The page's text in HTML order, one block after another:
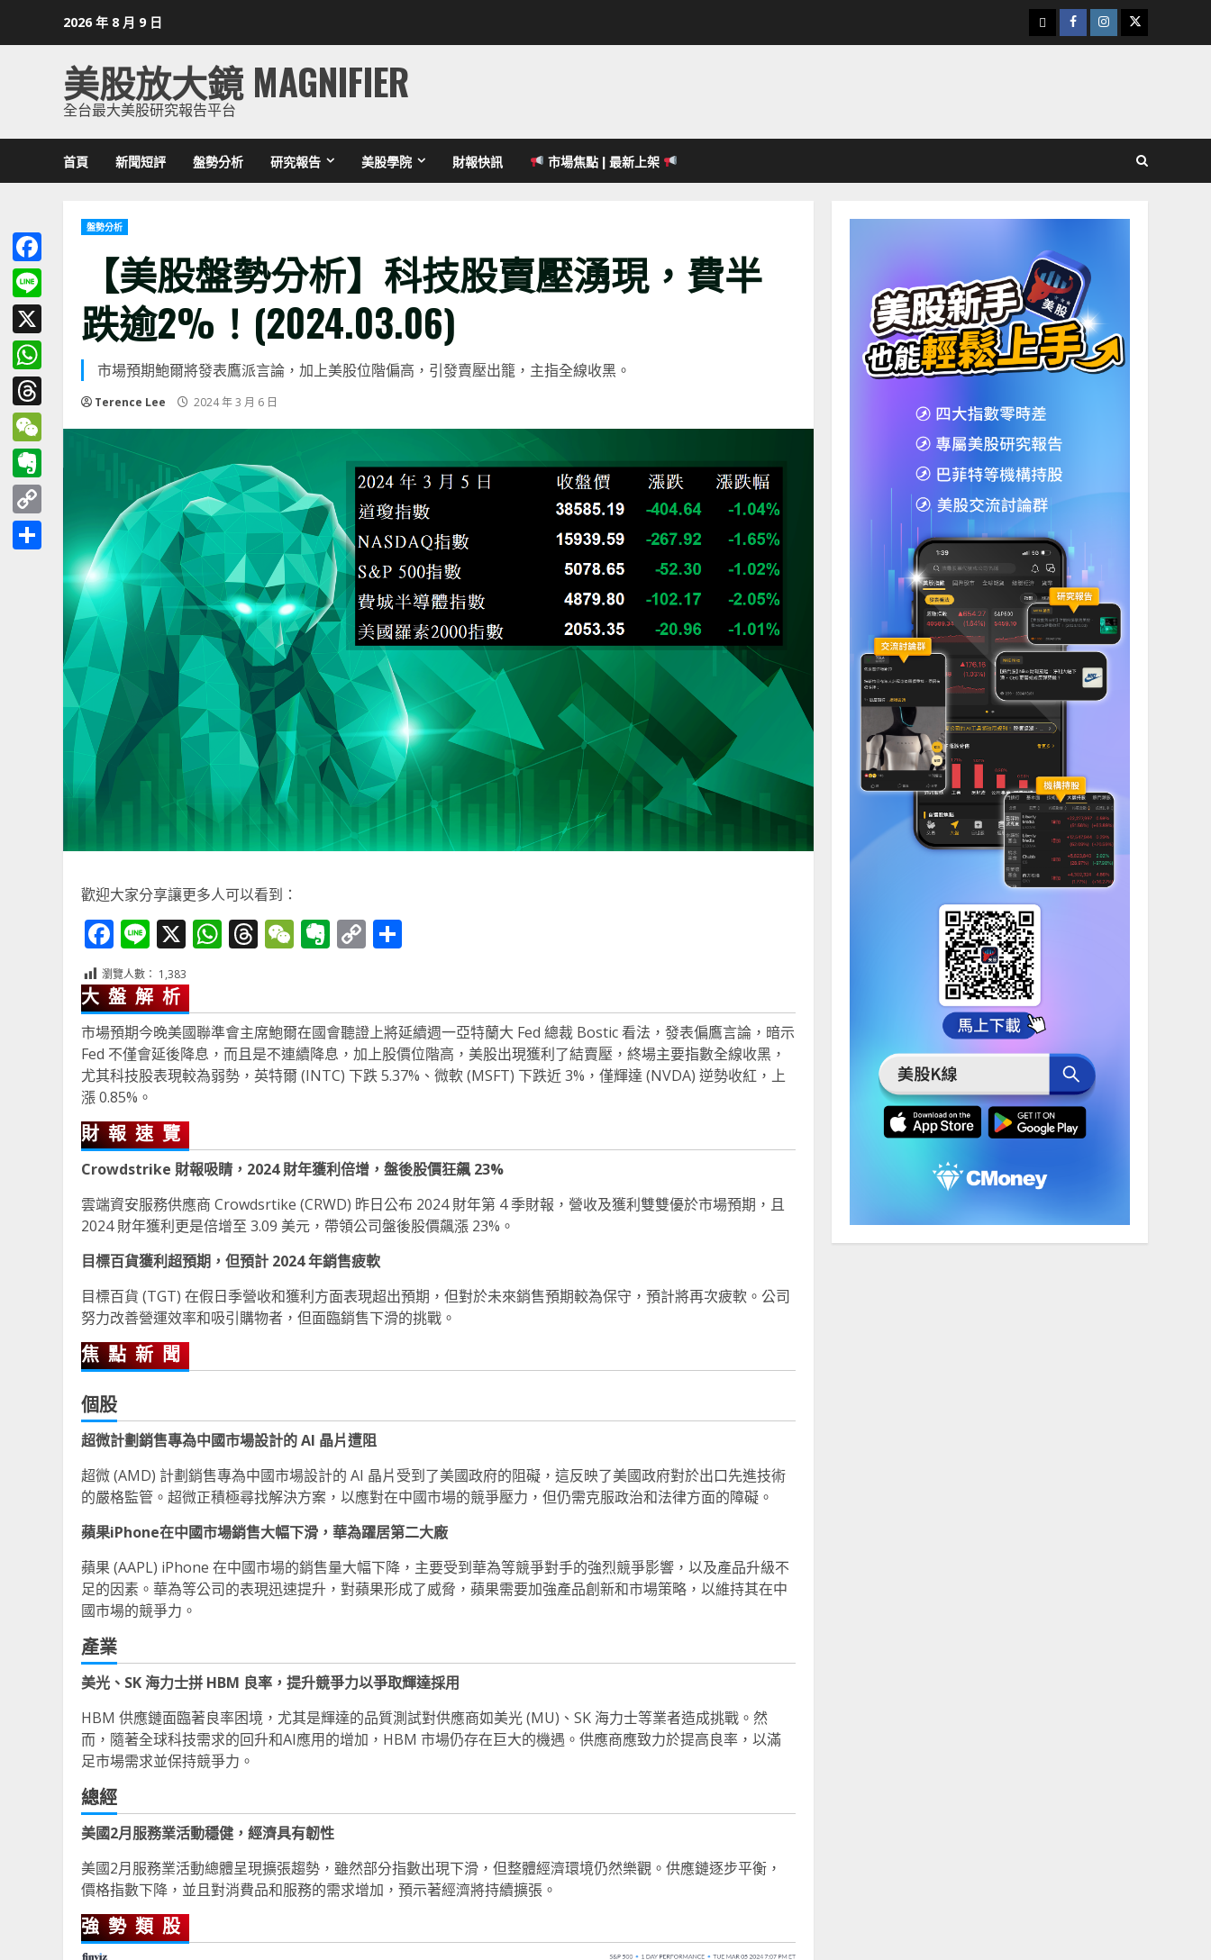
2026 年 8 月 9 日
下
載
Facebook
Instagram
Twitter
美股放大鏡 MAGNIFIER
全台最大美股研究報告平台
首頁 新聞短評 盤勢分析 研究報告 美股學院 財報快訊 市場焦點 | 最新上架
盤勢分析
【美股盤勢分析】科技股賣壓湧現，費半
跌逾2%！(2024.03.06)
市場預期鮑爾將發表鷹派言論，加上美股位階偏高，引發賣壓出籠，主指全線收黑。
Terence Lee 2024 年 3 月 6 日
歡迎大家分享讓更多人可以看到：
Facebook
Line
X WhatsApp
Threads
WeChat
Evernote
Copy
瀏覽人數： 1,383
大盤解析
市場預期今晚美國聯準會主席鮑爾在國會聽證上將延續週一亞特蘭大 Fed 總裁 Bostic 看法，發表偏鷹言論，暗示
Fed 不僅會延後降息，而且是不連續降息，加上股價位階高，美股出現獲利了結賣壓，終場主要指數全線收黑，
尤其科技股表現較為弱勢，英特爾 (INTC) 下跌 5.37%、微軟 (MSFT) 下跌近 3%，僅輝達 (NVDA) 逆勢收紅，上
漲 0.85%。
財報速覽
Crowdstrike 財報吸睛，2024 財年獲利倍增，盤後股價狂飆 23%
雲端資安服務供應商 Crowdsrtike (CRWD) 昨日公布 2024 財年第 4 季財報，營收及獲利雙雙優於市場預期，且
2024 財年獲利更是倍增至 3.09 美元，帶領公司盤後股價飆漲 23%。
目標百貨獲利超預期，但預計 2024 年銷售疲軟
目標百貨 (TGT) 在假日季營收和獲利方面表現超出預期，但對於未來銷售預期較為保守，預計將再次疲軟。公司
努力改善營運效率和吸引購物者，但面臨銷售下滑的挑戰。
焦點新聞
個股
超微計劃銷售專為中國市場設計的 AI 晶片遭阻
超微 (AMD) 計劃銷售專為中國市場設計的 AI 晶片受到了美國政府的阻礙，這反映了美國政府對於出口先進技術
的嚴格監管。超微正積極尋找解決方案，以應對在中國市場的競爭壓力，但仍需克服政治和法律方面的障礙。
蘋果iPhone在中國市場銷售大幅下滑，華為躍居第二大廠
蘋果 (AAPL) iPhone 在中國市場的銷售量大幅下降，主要受到華為等競爭對手的強烈競爭影響，以及產品升級不
足的因素。華為等公司的表現迅速提升，對蘋果形成了威脅，蘋果需要加強產品創新和市場策略，以維持其在中
國市場的競爭力。
產業
美光、SK 海力士拼 HBM 良率，提升競爭力以爭取輝達採用
HBM 供應鏈面臨著良率困境，尤其是輝達的品質測試對供應商如美光 (MU)、SK 海力士等業者造成挑戰。然
而，隨著全球科技需求的回升和AI應用的增加，HBM 市場仍存在巨大的機遇。供應商應致力於提高良率，以滿
足市場需求並保持競爭力。
總經
美國2月服務業活動穩健，經濟具有韌性
美國2月服務業活動總體呈現擴張趨勢，雖然部分指數出現下滑，但整體經濟環境仍然樂觀。供應鏈逐步平衡，
價格指數下降，並且對消費品和服務的需求增加，預示著經濟將持續擴張。
強勢類股
Facebook
Line
X
WhatsApp
Threads
WeChat
Evernote
Copy